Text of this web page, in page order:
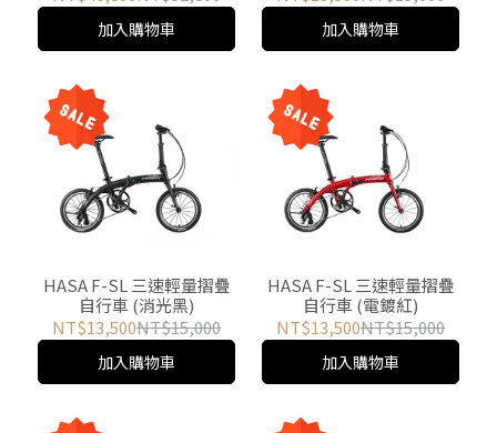
加入購物車 加入購物車
HASA F-SL 三速輕量摺疊
自行車 (消光黑)
NT$13,500NT$15,000
加入購物車
HASA F-SL 三速輕量摺疊
自行車 (電鍍紅)
NT$13,500NT$15,000
加入購物車